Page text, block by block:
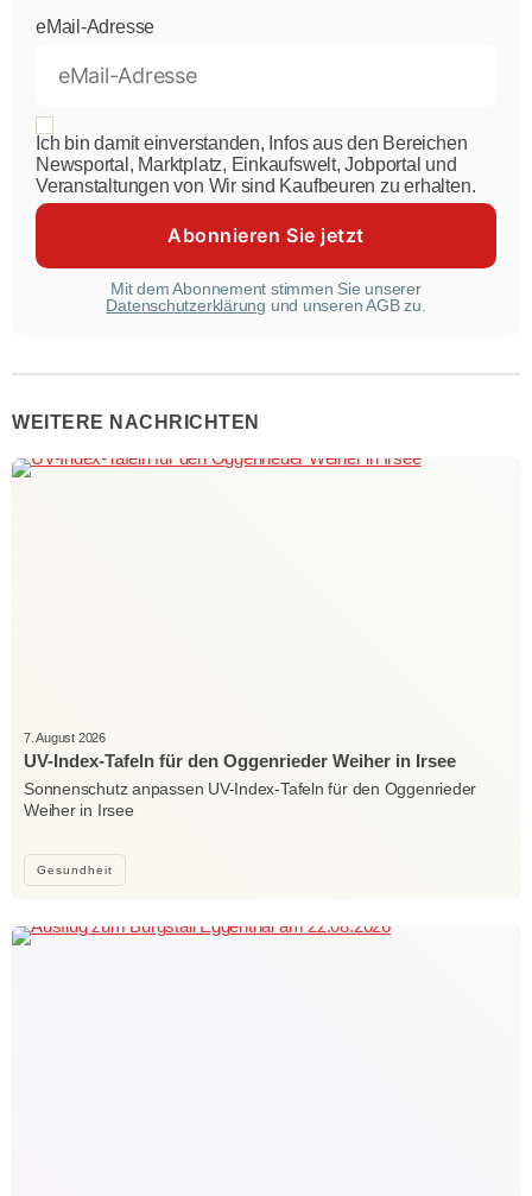
eMail-Adresse
Ich bin damit einverstanden, Infos aus den Bereichen
Newsportal, Marktplatz, Einkaufswelt, Jobportal und
Veranstaltungen von Wir sind Kaufbeuren zu erhalten.
Mit dem Abonnement stimmen Sie unserer
Datenschutzerklärung und unseren AGB zu.
WEITERE NACHRICHTEN
Gesundheit
7. August 2026
UV-Index-Tafeln für den Oggenrieder Weiher in Irsee
Sonnenschutz anpassen UV-Index-Tafeln für den Oggenrieder
Weiher in Irsee